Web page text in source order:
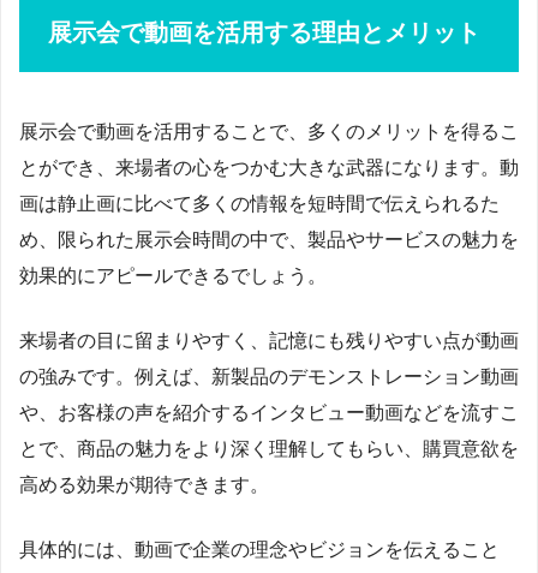
展示会で動画を活用する理由とメリット
展示会で動画を活用することで、多くのメリットを得るこ
とができ、来場者の心をつかむ大きな武器になります。動
画は静止画に比べて多くの情報を短時間で伝えられるた
め、限られた展示会時間の中で、製品やサービスの魅力を
効果的にアピールできるでしょう。
来場者の目に留まりやすく、記憶にも残りやすい点が動画
の強みです。例えば、新製品のデモンストレーション動画
や、お客様の声を紹介するインタビュー動画などを流すこ
とで、商品の魅力をより深く理解してもらい、購買意欲を
高める効果が期待できます。
具体的には、動画で企業の理念やビジョンを伝えること